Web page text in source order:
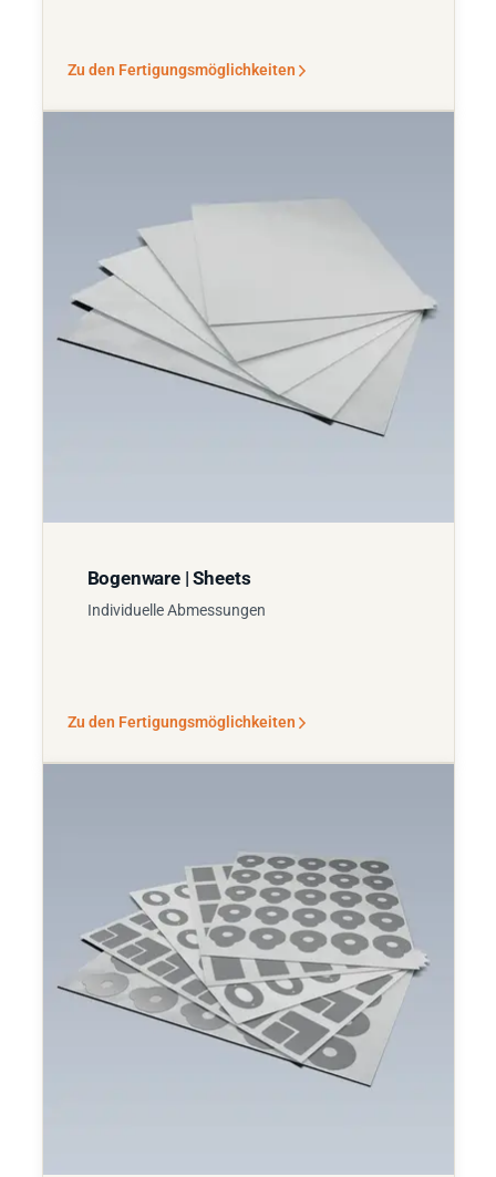
Zu den Fertigungsmöglichkeiten
Bogenware | Sheets
Individuelle Abmessungen
Zu den Fertigungsmöglichkeiten